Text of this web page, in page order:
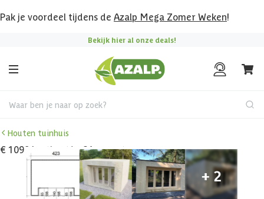
Pak je voordeel tijdens de Azalp Mega Zomer Weken!
Bekijk hier al onze deals!
Waar ben je naar op zoek?
Houten tuinhuis
€ 1099 korting t/m 31 augustus